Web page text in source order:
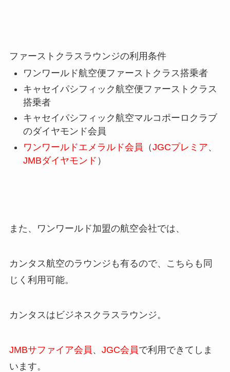
ファーストクラスラウンジの利用条件
ワンワールド航空便ファーストクラス搭乗者
キャセイパシフィック航空便ファーストクラス
搭乗者
キャセイパシフィック航空マルコポーロクラブ
のダイヤモンド会員
ワンワールドエメラルド会員 （JGCプレミア、
JMBダイヤモンド ）
また、ワンワールド加盟の航空会社では、
カンタス航空のラウンジも有るので、こちらも同
じく利用可能。
カンタスはビジネスクラスラウンジ。
JMBサファイア会員 、 JGC会員で利用できてしま
います。